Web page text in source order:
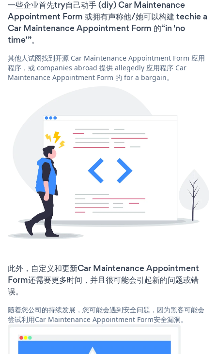
一些企业首先try自己动手 (diy) Car Maintenance
Appointment Form 或拥有声称他/她可以构建 techie a
Car Maintenance Appointment Form 的“in 'no
time'”。
其他人试图找到开源 Car Maintenance Appointment Form 应用
程序，或 companies abroad 提供 allegedly 应用程序 Car
Maintenance Appointment Form 的 for a bargain。
此外，自定义和更新Car Maintenance Appointment
Form还需要更多时间，并且很可能会引起新的问题或错
误。
随着您公司的持续发展，您可能会遇到安全问题，因为黑客可能会
尝试利用Car Maintenance Appointment Form安全漏洞。